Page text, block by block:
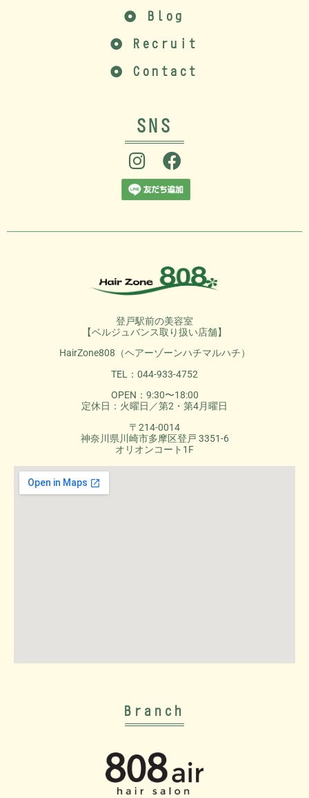
Blog
Recruit
Contact
SNS
登戸駅前の美容室
【ベルジュバンス取り扱い店舗】
HairZone808（ヘアーゾーンハチマルハチ）
TEL：044-933-4752
OPEN：9:30〜18:00
定休日：火曜日／第2・第4月曜日
〒214-0014
神奈川県川崎市多摩区登戸 3351-6
オリオンコート1F
Branch